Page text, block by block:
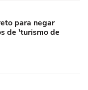
para negar
de 'turismo de